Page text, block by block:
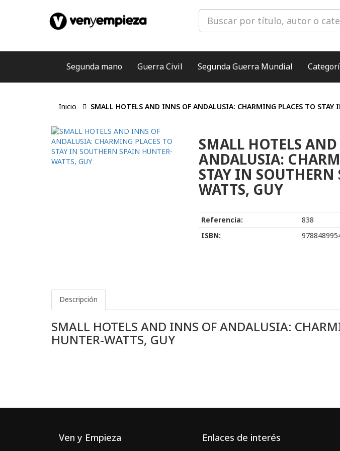
Segunda mano Guerra Civil Segunda Guerra Mundial
Inicio SMALL HOTELS AND INNS OF ANDALUSIA: CHARMING PLACES TO STAY
SMALL HOTELS
ANDALUSIA:
STAY IN
WATTS, GUY
Referencia:
838
ISBN:
Descripción
SMALL HOTELS AND INNS OF ANDALUSIA:
HUNTER-WATTS, GUY
Ven y Empieza Enlaces de interés